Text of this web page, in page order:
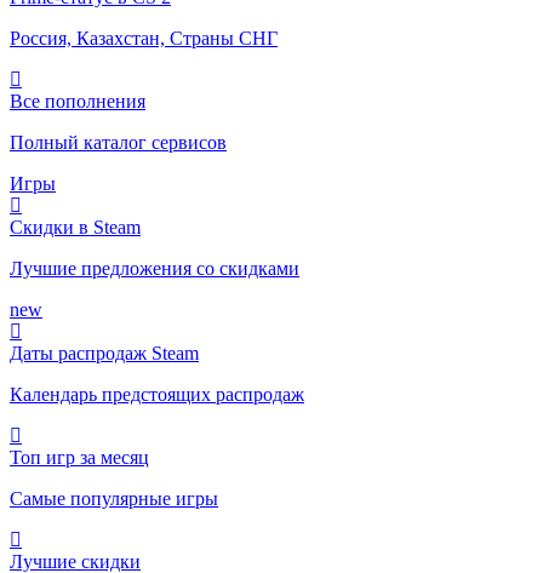
Россия, Казахстан, Страны СНГ
Все пополнения
Полный каталог сервисов
Игры
Скидки в Steam
Лучшие предложения со скидками
new
Даты распродаж Steam
Календарь предстоящих распродаж
Топ игр за месяц
Самые популярные игры
Лучшие скидки